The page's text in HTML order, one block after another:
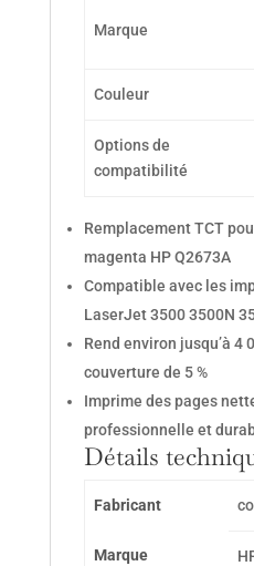
Marque
Couleur
Options de
compatibilité
Remplacement TCT
magenta HP Q2673A
Compatible avec les
LaserJet 3500 3500N
Rend environ jusqu’à 4
couverture de 5 %
Imprime des pages
professionnelle et
Détails
Fabricant
Marque